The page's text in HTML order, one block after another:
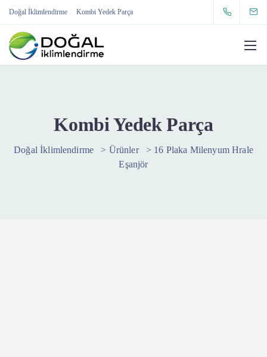
Doğal İklimlendirme Kombi Yedek Parça
Kombi Yedek Parça
Doğal İklimlendirme > Ürünler > 16 Plaka Milenyum Hrale
Eşanjör